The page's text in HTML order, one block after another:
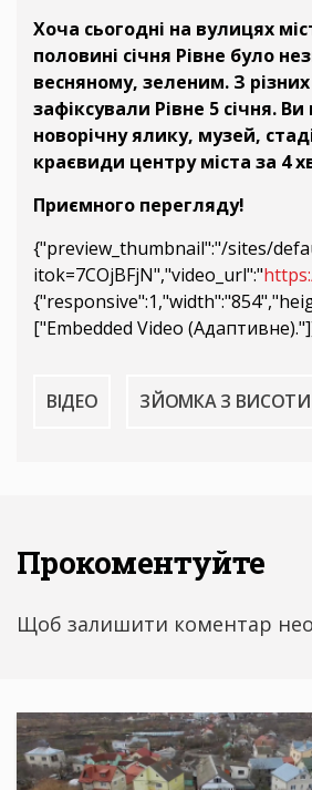
Хоча сьогодні на вулицях
половині січня Рівне було
весняному, зеленим. З
зафіксували Рівне 5 січня.
новорічну ялику, музей,
краєвиди центру міста за 4
Приємного перегляду!
{"preview_thumbnail":"/sites/
itok=7COjBFjN","video_url":"
["Embedded Video
ВІДЕО ЗЙОМКА З ВИСОТИ
Прокоментуйте
Щоб залишити коментар